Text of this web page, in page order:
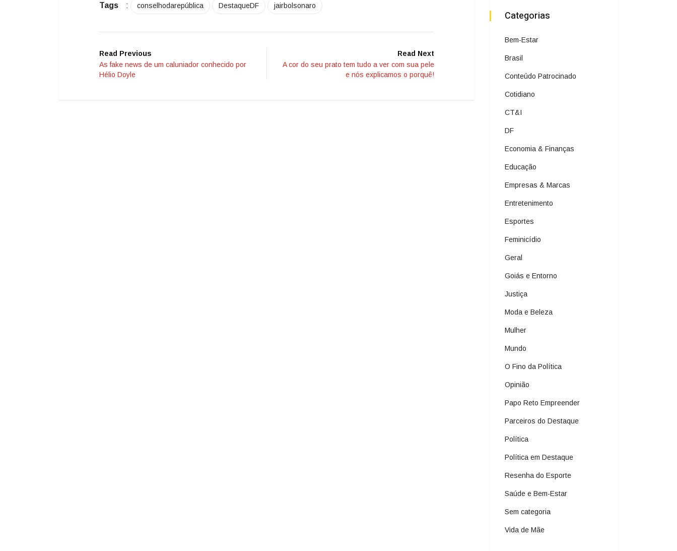
Tags : conselhodarepública DestaqueDF jairbolsonaro
Read Previous
As fake news de um caluniador conhecido por
Hélio Doyle
Read Next
A cor do seu prato tem tudo a ver com sua pele
e nós explicamos o porquê!
Categorias
Bem-Estar
Brasil
Conteúdo Patrocinado
Cotidiano
CT&I
DF
Economia & Finanças
Educação
Empresas & Marcas
Entretenimento
Esportes
Feminicídio
Geral
Goiás e Entorno
Justiça
Moda e Beleza
Mulher
Mundo
O Fino da Política
Opinião
Papo Reto Empreender
Parceiros do Destaque
Política
Política em Destaque
Resenha do Esporte
Saúde e Bem-Estar
Sem categoria
Vida de Mãe